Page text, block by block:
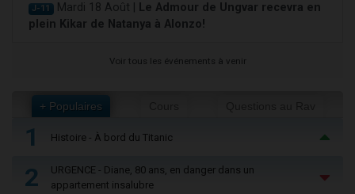
J-11 Mardi 18 Août | Le Admour de Ungvar recevra en
plein Kikar de Natanya à Alonzo!
Voir tous les événements à venir
+ Populaires
1 Histoire - À bord du Titanic
2
URGENCE - Diane, 80 ans, en danger dans un
appartement insalubre